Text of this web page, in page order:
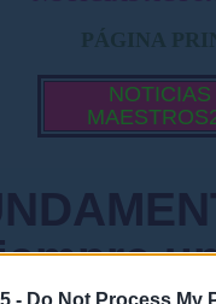
- Do Not Process My
PÁGINA
NOTICIAS